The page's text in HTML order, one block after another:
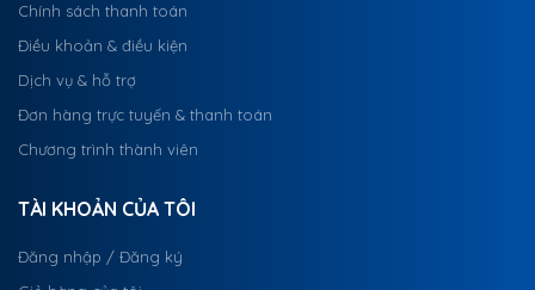
Chính sách thanh toán
Điều khoản & điều kiện
Dịch vụ & hỗ trợ
Đơn hàng trực tuyến & thanh toán
Chương trình thành viên
TÀI KHOẢN CỦA TÔI
Đăng nhập / Đăng ký